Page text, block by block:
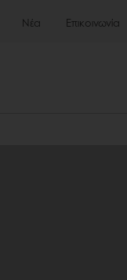
Νέα Επικοινωνία